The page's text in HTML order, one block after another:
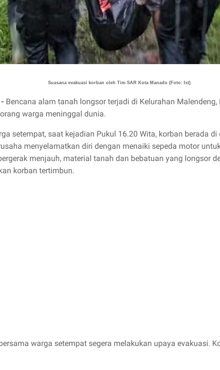
Suasana evakuasi korban oleh Tim SAR Kota Manado (Foto: Ist)
Bencana alam tanah longsor terjadi di Kelurahan
warga meninggal dunia.
setempat, saat kejadian Pukul 16.20 Wita, korban berada
menyelamatkan diri dengan menaiki sepeda motor
menjauh, material tanah dan bebatuan yang longsor
korban tertimbun.
warga setempat segera melakukan upaya evakuasi.